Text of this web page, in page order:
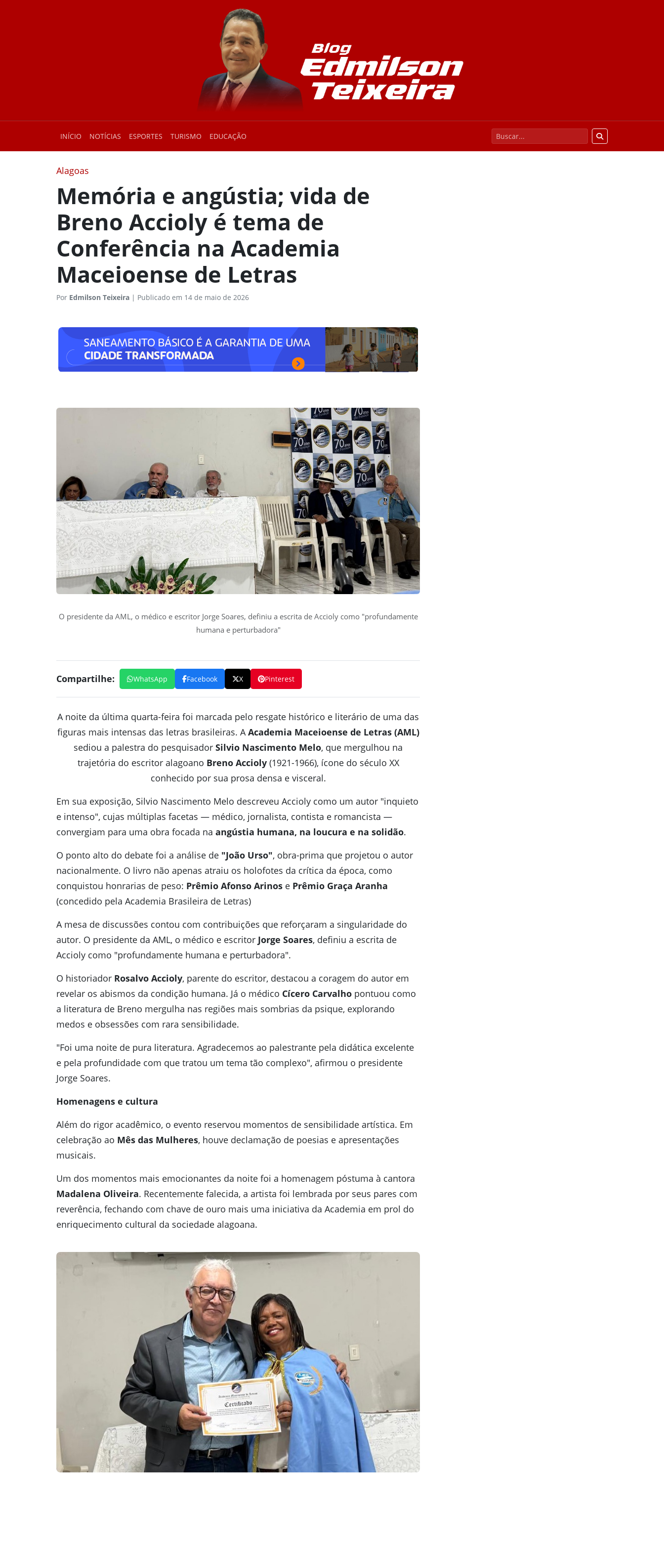
INÍCIO NOTÍCIAS ESPORTES TURISMO EDUCAÇÃO
Alagoas
Memória e angústia; vida de
Breno Accioly é tema de
Conferência na Academia
Maceioense de Letras
Por Edmilson Teixeira | Publicado em 14 de maio de 2026
O presidente da AML, o médico e escritor Jorge Soares, definiu a escrita de Accioly como "profundamente
humana e perturbadora"
Compartilhe: WhatsApp Facebook X Pinterest
A noite da última quarta-feira foi marcada pelo resgate histórico e literário de uma das
figuras mais intensas das letras brasileiras. AAcademia Maceioense de Letras (AML)
sediou a palestra do pesquisador Silvio Nascimento Melo, que mergulhou na
trajetória do escritor alagoano Breno Accioly(1921-1966), ícone do século XX
conhecido por sua prosa densa e visceral.
Em sua exposição, Silvio Nascimento Melo descreveu Accioly como um autor "inquieto
e intenso", cujas múltiplas facetas — médico, jornalista, contista e romancista —
convergiam para uma obra focada na angústia humana, na loucura e na solidão.
O ponto alto do debate foi a análise de "João Urso", obra-prima que projetou o autor
nacionalmente. O livro não apenas atraiu os holofotes da crítica da época, como
conquistou honrarias de peso: Prêmio Afonso Arinos e Prêmio Graça Aranha
(concedido pela Academia Brasileira de Letras)
A mesa de discussões contou com contribuições que reforçaram a singularidade do
autor. O presidente da AML, o médico e escritor Jorge Soares, definiu a escrita de
Accioly como "profundamente humana e perturbadora".
O historiador Rosalvo Accioly, parente do escritor, destacou a coragem do autor em
revelar os abismos da condição humana. Já o médico Cícero Carvalho pontuou como
a literatura de Breno mergulha nas regiões mais sombrias da psique, explorando
medos e obsessões com rara sensibilidade.
"Foi uma noite de pura literatura. Agradecemos ao palestrante pela didática excelente
e pela profundidade com que tratou um tema tão complexo", afirmou o presidente
Jorge Soares.
Homenagens e cultura
Além do rigor acadêmico, o evento reservou momentos de sensibilidade artística. Em
celebração ao Mês das Mulheres, houve declamação de poesias e apresentações
musicais.
Um dos momentos mais emocionantes da noite foi a homenagem póstuma à cantora
Madalena Oliveira. Recentemente falecida, a artista foi lembrada por seus pares com
reverência, fechando com chave de ouro mais uma iniciativa da Academia em prol do
enriquecimento cultural da sociedade alagoana.